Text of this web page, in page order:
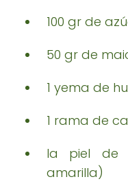
100 gr de
50 gr de
1 yema de
1 rama de
la piel de
amarilla)